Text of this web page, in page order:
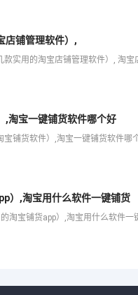
店铺管理软件）,
,淘宝一键铺货软件哪个好
）,淘宝用什么软件一键铺货